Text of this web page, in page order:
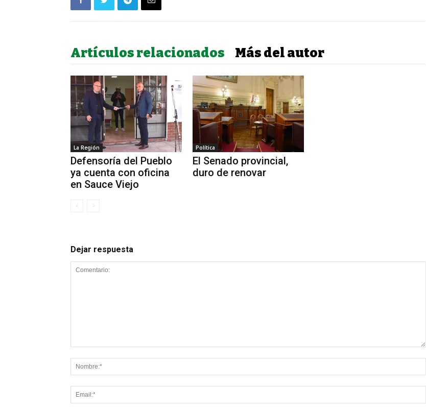
Artículos relacionados Más del autor
La Región
Defensoría del Pueblo
ya cuenta con oficina
en Sauce Viejo
Política
El Senado provincial,
duro de renovar
Dejar respuesta